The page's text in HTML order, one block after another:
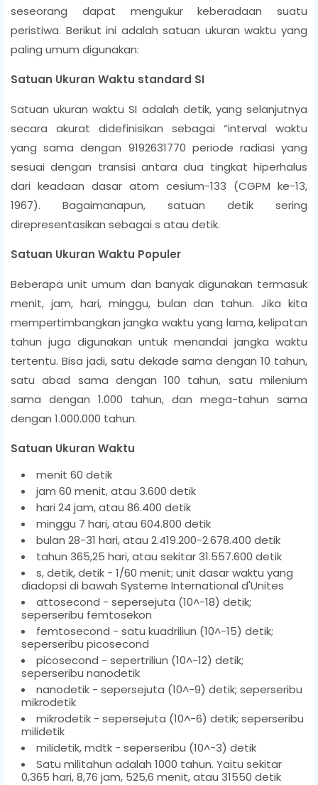
seseorang dapat mengukur keberadaan suatu
peristiwa. Berikut ini adalah satuan ukuran waktu yang
paling umum digunakan:
Satuan Ukuran Waktu standard SI
Satuan ukuran waktu SI adalah detik, yang selanjutnya
secara akurat didefinisikan sebagai “interval waktu
yang sama dengan 9192631770 periode radiasi yang
sesuai dengan transisi antara dua tingkat hiperhalus
dari keadaan dasar atom cesium-133 (CGPM ke-13,
1967). Bagaimanapun, satuan detik sering
direpresentasikan sebagai s atau detik.
Satuan Ukuran Waktu Populer
Beberapa unit umum dan banyak digunakan termasuk
menit, jam, hari, minggu, bulan dan tahun. Jika kita
mempertimbangkan jangka waktu yang lama, kelipatan
tahun juga digunakan untuk menandai jangka waktu
tertentu. Bisa jadi, satu dekade sama dengan 10 tahun,
satu abad sama dengan 100 tahun, satu milenium
sama dengan 1.000 tahun, dan mega-tahun sama
dengan 1.000.000 tahun.
Satuan Ukuran Waktu
menit 60 detik
jam 60 menit, atau 3.600 detik
hari 24 jam, atau 86.400 detik
minggu 7 hari, atau 604.800 detik
bulan 28-31 hari, atau 2.419.200-2.678.400 detik
tahun 365,25 hari, atau sekitar 31.557.600 detik
s, detik, detik - 1/60 menit; unit dasar waktu yang
diadopsi di bawah Systeme International d'Unites
attosecond - sepersejuta (10^-18) detik;
seperseribu femtosekon
femtosecond - satu kuadriliun (10^-15) detik;
seperseribu picosecond
picosecond - sepertriliun (10^-12) detik;
seperseribu nanodetik
nanodetik - sepersejuta (10^-9) detik; seperseribu
mikrodetik
mikrodetik - sepersejuta (10^-6) detik; seperseribu
milidetik
milidetik, mdtk - seperseribu (10^-3) detik
Satu militahun adalah 1000 tahun. Yaitu sekitar
0,365 hari, 8,76 jam, 525,6 menit, atau 31550 detik